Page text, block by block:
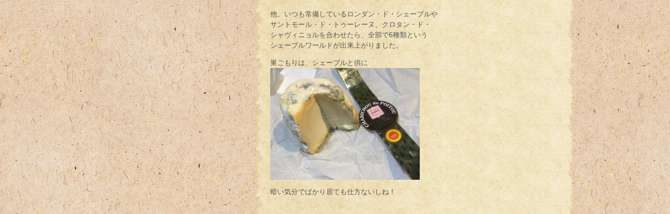
他、いつも常備しているロンダン・ド・シェーブルや
サントモール・ド・トゥーレーヌ、クロタン・ド・
シャヴィニョルを合わせたら、全部で6種類という
シェーブルワールドが出来上がりました。
巣ごもりは、シェーブルと供に
暗い気分でばかり居ても仕方ないしね！